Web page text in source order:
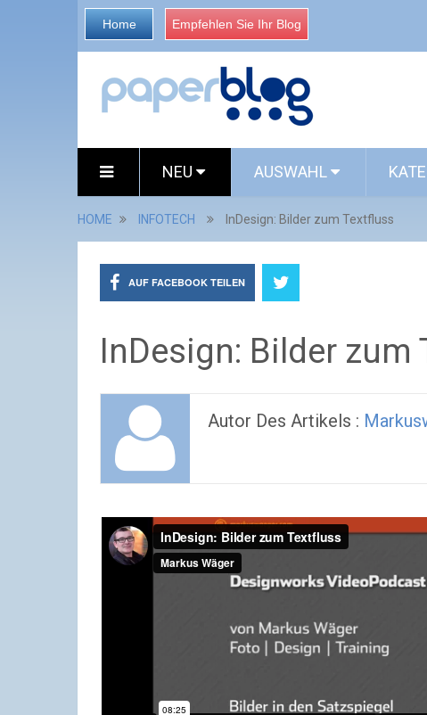
Home Empfehlen Sie Ihr Blog
NEU AUSWAHL
HOME INFOTECH InDesign: Bilder zum Textfluss
AUF FACEBOOK TEILEN
InDesign: Bilder zum
Autor Des Artikels :